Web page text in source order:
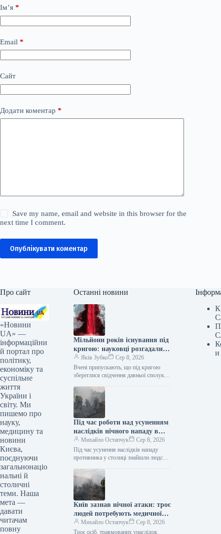
Ім’я *
Email *
Сайт
Додати коментар *
Save my name, email and website in this browser for the
next time I comment.
Опублікувати коментар
Про сайт
«Новини
UA» —
інформаційни
й портал про
політику,
економіку та
суспільне
життя
України і
світу. Ми
пишемо про
науку,
медицину та
новини
Києва,
поєднуючи
загальнонаціо
нальні й
столичні
теми. Наша
мета —
давати
читачам
повну
Останні новини
Мільйони років існування під
кригою: науковці розгадали
загадку Кривавих водоспадів
Яків Зубко
Сер 8, 2026
Вчені припускають, що під кригою
збереглися свідчення давньої сполуки
басейном. Кривавий водоспад в
Антарктиді / ©…
Під час роботи над усуненням
наслідків нічного нападу в
Києві знайдено людське тіло.
Михайло Остапчук
Сер 8, 2026
Під час усунення наслідків нападу
противника у столиці знайшли людське
у Телеграмі написала Київська…
Київ зазнав нічної атаки: троє
людей потребують медичної
допомоги
Михайло Остапчук
Сер 8, 2026
Троє осіб, травмованих унаслідок
и